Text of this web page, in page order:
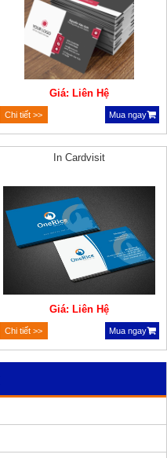
Giá: Liên Hệ
Chi tiết >> Mua ngay
In Cardvisit
Giá: Liên Hệ
Chi tiết >> Mua ngay